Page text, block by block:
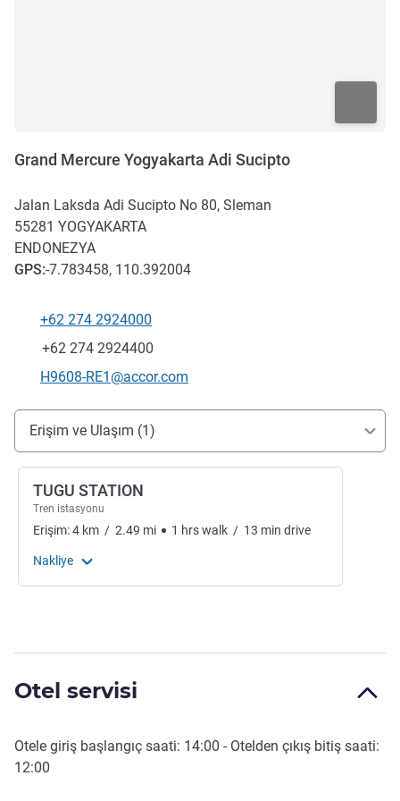
Grand Mercure Yogyakarta Adi Sucipto
Jalan Laksda Adi Sucipto No 80, Sleman
55281 YOGYAKARTA
ENDONEZYA
GPS:-7.783458, 110.392004
Telefon
+62 274 2924000
Faks
+62 274 2924400
İletişim için e-posta
H9608-RE1@accor.com
Erişim ve ulaşım
Erişim ve Ulaşım (1)
TUGU STATION
Tren istasyonu
Erişim:4 km / 2.49 mi 1 hrswalk / 13 min drive
Nakliye
Otel servisi
Otele giriş başlangıç saati: 14:00 - Otelden çıkış bitiş saati:
12:00